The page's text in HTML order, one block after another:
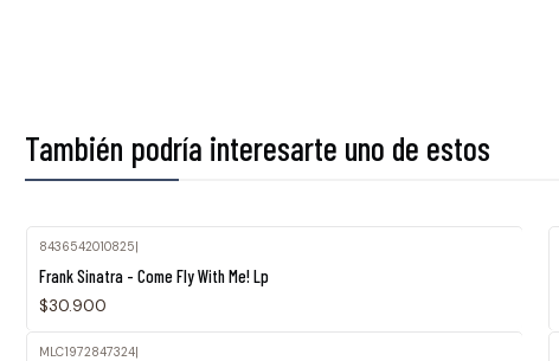
También podría interesarte uno de estos
8436542010825|
Frank Sinatra - Come Fly With Me! Lp
$30.900
MLC1972847324|